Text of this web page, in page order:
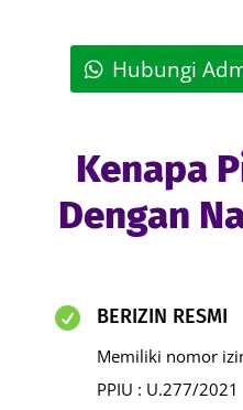
Hubungi
Kenapa
Dengan
 BERIZIN RESMI
Memiliki nomor
PPIU : U.277/2021